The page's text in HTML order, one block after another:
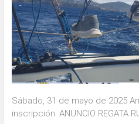
Sábado, 31 de mayo de 2025
inscripción: ANUNCIO REGATA